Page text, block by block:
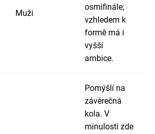
Muži
osmifinále;
vzhledem k
formě má i
vyšší
ambice.
Pomýšlí na
závěrečná
kola. V
minulosti zde